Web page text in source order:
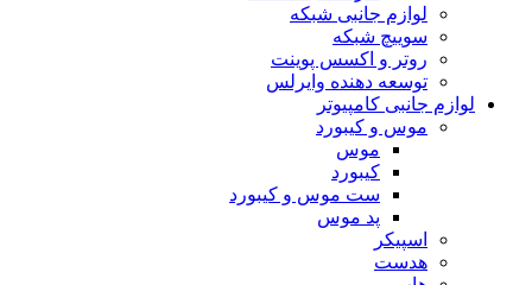
لوازم جانبی شبکه
سوییچ شبکه
روتر و اکسس پوینت
توسعه دهنده وایرلس
لوازم جانبی کامپیوتر
موس و کیبورد
موس
کیبورد
ست موس و کیبورد
پد موس
اسپیکر
هدست